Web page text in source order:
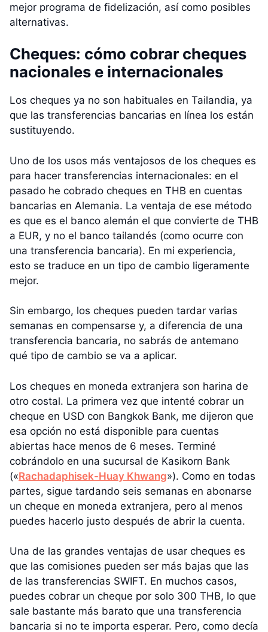
mejor programa de fidelización, así como posibles
alternativas.
Cheques: cómo cobrar cheques
nacionales e internacionales
Los cheques ya no son habituales en Tailandia, ya
que las transferencias bancarias en línea los están
sustituyendo.
Uno de los usos más ventajosos de los cheques es
para hacer transferencias internacionales: en el
pasado he cobrado cheques en THB en cuentas
bancarias en Alemania. La ventaja de ese método
es que es el banco alemán el que convierte de THB
a EUR, y no el banco tailandés (como ocurre con
una transferencia bancaria). En mi experiencia,
esto se traduce en un tipo de cambio ligeramente
mejor.
Sin embargo, los cheques pueden tardar varias
semanas en compensarse y, a diferencia de una
transferencia bancaria, no sabrás de antemano
qué tipo de cambio se va a aplicar.
Los cheques en moneda extranjera son harina de
otro costal. La primera vez que intenté cobrar un
cheque en USD con Bangkok Bank, me dijeron que
esa opción no está disponible para cuentas
abiertas hace menos de 6 meses. Terminé
cobrándolo en una sucursal de Kasikorn Bank
(«Rachadaphisek-Huay Khwang»). Como en todas
partes, sigue tardando seis semanas en abonarse
un cheque en moneda extranjera, pero al menos
puedes hacerlo justo después de abrir la cuenta.
Una de las grandes ventajas de usar cheques es
que las comisiones pueden ser más bajas que las
de las transferencias SWIFT. En muchos casos,
puedes cobrar un cheque por solo 300 THB, lo que
sale bastante más barato que una transferencia
bancaria si no te importa esperar. Pero, como decía